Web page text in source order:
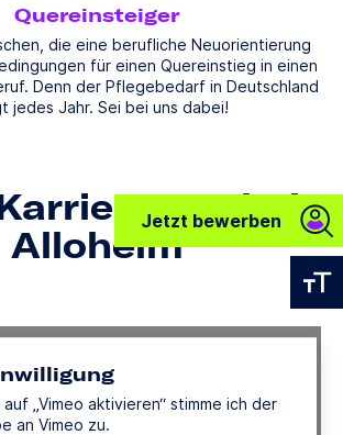
Quereinsteiger
die eine berufliche Neuorientierung
für einen Quereinstieg in einen
Denn der Pflegebedarf in Deutschland
jedes Jahr. Sei bei uns dabei!
bei
Alloheim
„Vimeo aktivieren“ stimme ich der
an Vimeo zu.